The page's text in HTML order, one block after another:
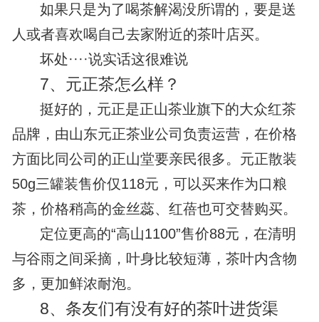
如果只是为了喝茶解渴没所谓的，要是送
人或者喜欢喝自己去家附近的茶叶店买。
坏处····说实话这很难说
7、 元正茶怎么样？
挺好的，元正是正山茶业旗下的大众红茶
品牌，由山东元正茶业公司负责运营，在价格
方面比同公司的正山堂要亲民很多。元正散装
50g三罐装售价仅118元，可以买来作为口粮
茶，价格稍高的金丝蕊、红蓓也可交替购买。
定位更高的“高山1100”售价88元，在清明
与谷雨之间采摘，叶身比较短薄，茶叶内含物
多，更加鲜浓耐泡。
8、条友们有没有好的茶叶进货渠